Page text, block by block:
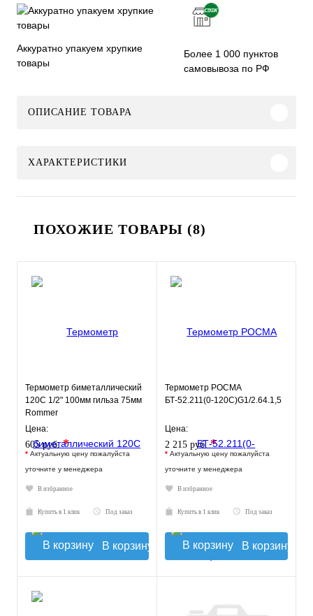
Аккуратно упакуем хрупкие
товары
Более 1 000 пунктов
самовывоза по РФ
ОПИСАНИЕ ТОВАРА
ХАРАКТЕРИСТИКИ
ПОХОЖИЕ ТОВАРЫ (8)
Термометр биметаллический
120С 1/2" 100мм гильза 75мм
Rommer
Цена:
605 руб.*
* Актуальную цену пожалуйста
уточните у менеджера
В избранное
Купить в 1 клик Под заказ
В корзину
Термометр РОСМА
БТ-52.211(0-120С)G1/2.64.1,5
Цена:
2 215 руб.*
* Актуальную цену пожалуйста
уточните у менеджера
В избранное
Купить в 1 клик Под заказ
В корзину